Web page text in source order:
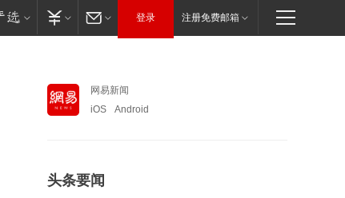
登录 注册免费邮箱
网易新闻
iOS
Android
头条要闻